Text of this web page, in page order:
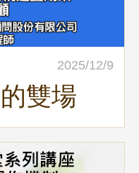
2025/12/9
雙場
合與系
政講堂